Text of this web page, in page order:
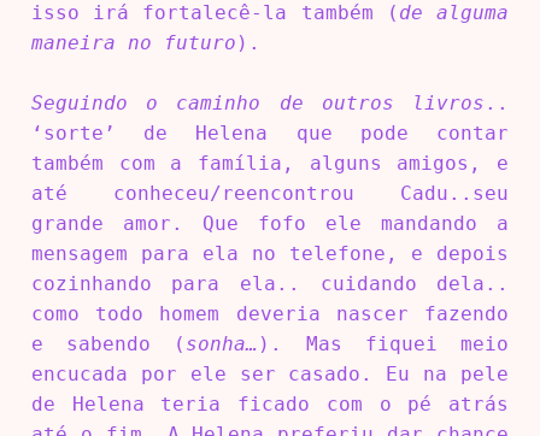
isso irá fortalecê-la também ( de alguma
maneira no futuro ).
Seguindo o caminho de outros livros ..
‘sorte’ de Helena que pode contar
também com a família, alguns amigos, e
até conheceu/reencontrou Cadu..seu
grande amor. Que fofo ele mandando a
mensagem para ela no telefone, e depois
cozinhando para ela.. cuidando dela..
como todo homem deveria nascer fazendo
e sabendo ( sonha… ). Mas fiquei meio
encucada por ele ser casado. Eu na pele
de Helena teria ficado com o pé atrás